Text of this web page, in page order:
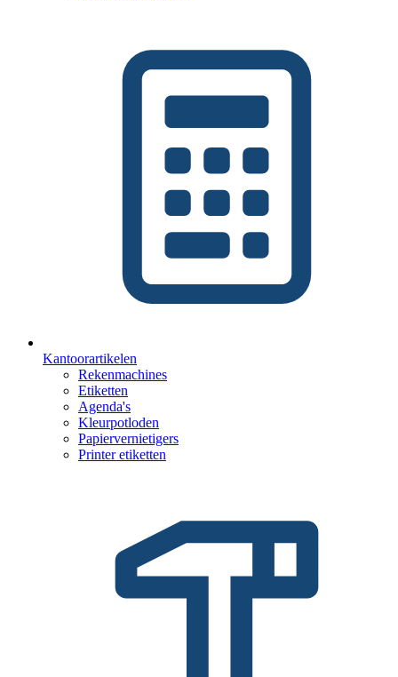
Kantoorartikelen
Rekenmachines
Etiketten
Agenda's
Kleurpotloden
Papiervernietigers
Printer etiketten